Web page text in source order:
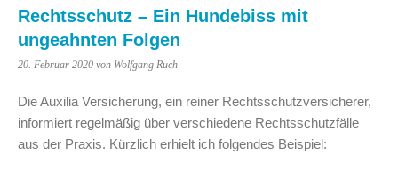
Rechtsschutz – Ein Hundebiss mit
ungeahnten Folgen
20. Februar 2020 von Wolfgang Ruch
Die Auxilia Versicherung, ein reiner Rechtsschutzversicherer,
informiert regelmäßig über verschiedene Rechtsschutzfälle
aus der Praxis. Kürzlich erhielt ich folgendes Beispiel: